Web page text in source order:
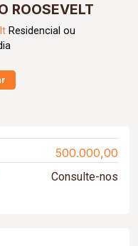
ROOSEVELT
Residencial ou
500.000,00
Consulte-nos